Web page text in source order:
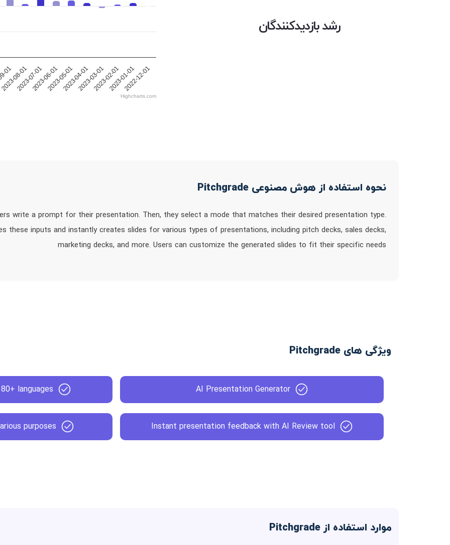
رشد بازدیدکنندگان
01
2023-08-012023-07-012023-06-012023-05-012023-04-012023-03-012023-02-012023-01-012022-12-01
Highcharts.com
نحوه استفاده از هوش مصنوعی Pitchgrade
write a prompt for their presentation. Then, they select a mode that matches their desired presentation type.
these inputs and instantly creates slides for various types of presentations, including pitch decks, sales decks,
marketing decks, and more. Users can customize the generated slides to fit their specific needs
ویژگی های Pitchgrade
AI Presentation Generator
languages
Instant presentation feedback with AI Review tool
purposes
موارد استفاده از Pitchgrade